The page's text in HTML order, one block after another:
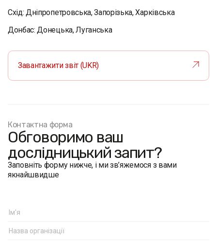
Схід: Дніпропетровська, Запорізька, Харківська
Донбас: Донецька, Луганська
Завантажити звіт (UKR)
Контактна форма
Обговоримо ваш
дослідницький запит?
Заповніть форму нижче, і ми зв’яжемося з вами
якнайшвидше